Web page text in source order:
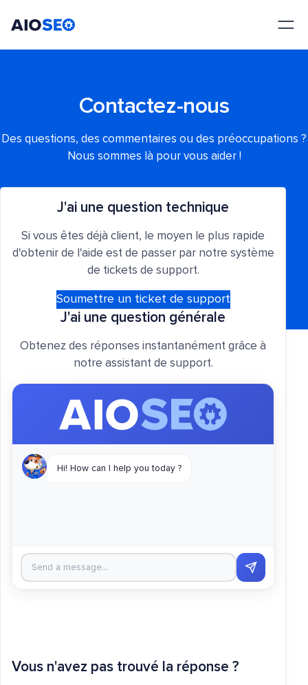
Contactez-nous
Des questions, des commentaires ou des préoccupations ?
Nous sommes là pour vous aider !
J'ai une question technique
Si vous êtes déjà client, le moyen le plus rapide
d'obtenir de l'aide est de passer par notre système
de tickets de support.
Soumettre un ticket de support
J'ai une question générale
Obtenez des réponses instantanément grâce à
notre assistant de support.
Vous n'avez pas trouvé la réponse ?